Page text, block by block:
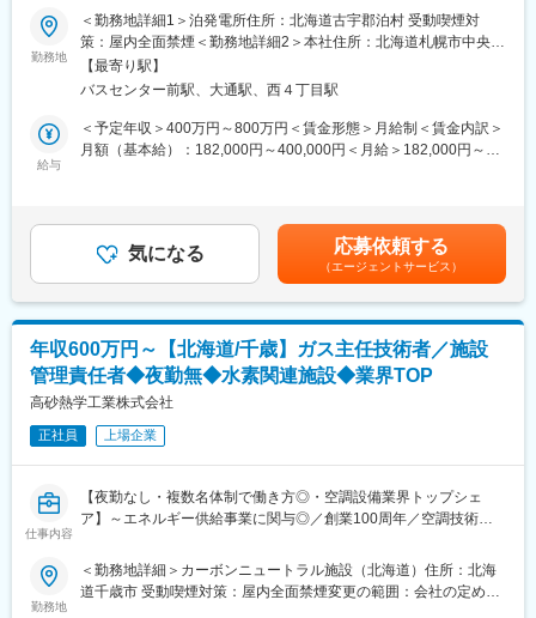
バックグラウンドの人財がのびのびと働ける社風が特徴的です。
オープン&フラットな、風通しの良い職場環境で、個々のスキルや
個性を生かして活躍しています。
・自分らしく自由に働ける
外国籍の社員も在籍しており、国籍や年齢などの垣根を超えたイ
ンクルーシブな職場環境です。社内交流においてはイベントな
ど、社員が自由に企画進行しています。参加の要否も個々に任せ
■同社について：
オリックス株式会社の100%子会社で、強固な財務基盤により、長
期間の安定した事業体制を構築、サービスを展開しています。メ
ア内の発電所を管理しています。
●「健康経営優良法人2023（大規模法人部門）～ホワイト500～」
2020年から4年連続で認定◎
■業務内容：
泊発電所の各設備の運転操作、巡視点検、定期的な運転試験の実
施等の運転管理業務等をお任せいたします。
再稼働後には、ご本人の適性に応じ泊発電所の安全安定運転に資
・北海道の年間発電電力量の約4割を占める泊発電所の再稼働に携
わることにより、北海道の発展につながる「電力の安定供給」や
脱炭素社会の実現につながる「CO2排出量の低減」に貢献してい
理や設備の保守管理に係るスキル全般を磨くことができます。
■入社後のキャリアプラン：
業務を通じて工事管理や設備の保守管理に係るスキル全般を磨く
とともに、原子力発電全般の知識、泊発電所のルール等を習得し
ていただきます。
■当社について：
当社は自然豊かな北海道の地で『あかりを灯し続ける』ことを通
じ、人々の生活をより快適なものにしてきました。今後はカーボ
が、様々な新技術を見極め、検討し、確実に「社会実装」させる
ことがミッションであると考えております。私たちの取り組みが
勤務地
＜勤務地詳細1＞泊発電所住所：北海道古宇郡泊村 受動喫煙対
策：屋内全面禁煙＜勤務地詳細2＞本社住所：北海道札幌市中央区
大通東1-2 勤務地最寄駅：札幌市営地下鉄線／東豊線大通駅受動
喫煙対策：屋内全面禁煙
【最寄り駅】
バスセンター前駅、大通駅、西４丁目駅
給与
＜予定年収＞400万円～800万円＜賃金形態＞月給制＜賃金内訳＞
月額（基本給）：182,000円～400,000円＜月給＞182,000円～
気になる 応募依頼する
（エージェントサービス）
年収600万円～【北海道/千歳】ガス主任技術者／施設
管理責任者◆夜勤無◆水素関連施設◆業界TOP
高砂熱学工業株式会社
正社員 上場企業
仕事内容
【夜勤なし・複数名体制で働き方◎・空調設備業界トップシェ
ア】～エネルギー供給事業に関与◎／創業100周年／空調技術の
日本を代表するランドマークタワーや大規模案件多数～
勤務地
＜勤務地詳細＞カーボンニュートラル施設（北海道）住所：北海
道千歳市 受動喫煙対策：屋内全面禁煙変更の範囲：会社の定める